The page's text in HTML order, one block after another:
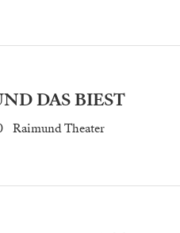
DAS BIEST
Raimund Theater